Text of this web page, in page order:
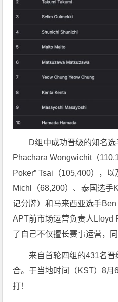
D组中成功晋级的知名
Phachara Wongwichit（
Poker” Tsai（105,400），
Michl（68,200）、泰国选手
记分牌）和马来西亚选手Ben
APT前市场运营负责人Lloyd
了自己不仅擅长赛事运营，
来自首轮四组的431名
合。于当地时间（KST）8月
打！